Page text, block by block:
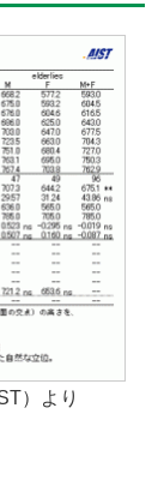
）より